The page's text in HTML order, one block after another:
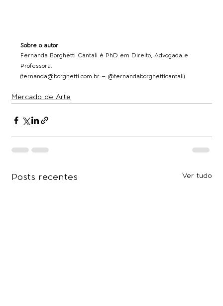
Sobre o autor
Fernanda Borghetti Cantali é PhD em Direito, Advogada e
Professora.
(fernanda@borghetti.com.br – @fernandaborghetticantali)
Mercado de Arte
Posts recentes Ver tudo